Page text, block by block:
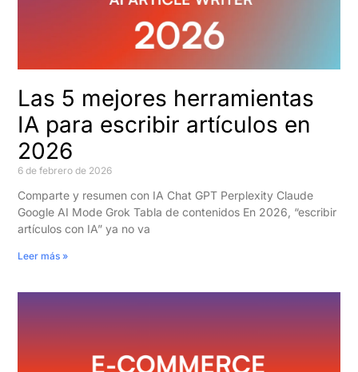
Las 5 mejores herramientas
IA para escribir artículos en
2026
6 de febrero de 2026
Comparte y resumen con IA Chat GPT Perplexity Claude
Google AI Mode Grok Tabla de contenidos En 2026, “escribir
artículos con IA” ya no va
Leer más »